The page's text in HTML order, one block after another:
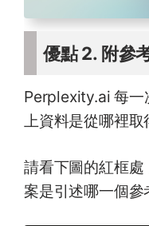
優點 2. 附參
Perplexity.ai 每一
上資料是從哪裡取
請看下圖的紅框
案是引述哪一個參